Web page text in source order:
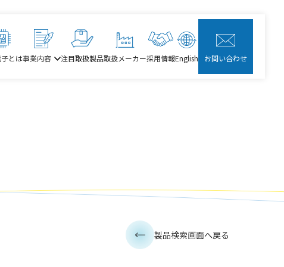
とは事業内容 注目取扱製品取扱メーカー採用情報English お問い合わせ
製品検索画面へ戻る